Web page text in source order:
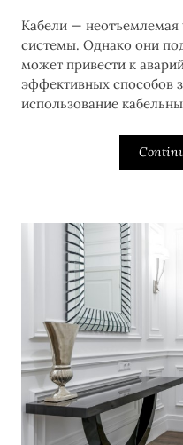
Кабели — неотъемлемая
системы. Однако они
может привести к
эффективных способов
использование